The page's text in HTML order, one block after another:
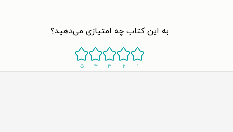
به این کتاب چه امتیازی می‌دهید؟
۱ ۲ ۳ ۴ ۵